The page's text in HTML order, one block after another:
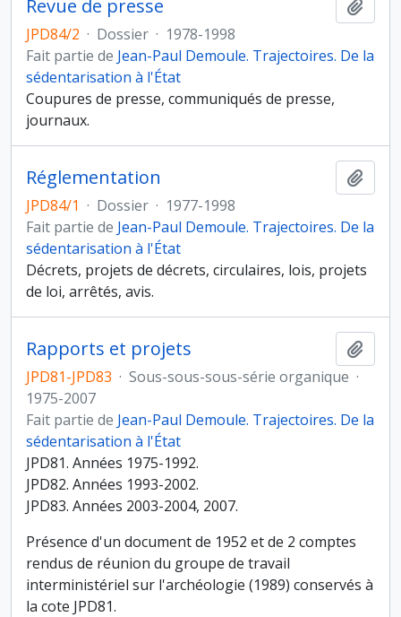
Revue de presse
JPD84/2 · Dossier · 1978-1998
Fait partie de Jean-Paul Demoule. Trajectoires. De la
sédentarisation à l'État
Coupures de presse, communiqués de presse,
journaux.
Réglementation
JPD84/1 · Dossier · 1977-1998
Fait partie de Jean-Paul Demoule. Trajectoires. De la
sédentarisation à l'État
Décrets, projets de décrets, circulaires, lois, projets
de loi, arrêtés, avis.
Rapports et projets
JPD81-JPD83 · Sous-sous-sous-série organique ·
1975-2007
Fait partie de Jean-Paul Demoule. Trajectoires. De la
sédentarisation à l'État
JPD81. Années 1975-1992.
JPD82. Années 1993-2002.
JPD83. Années 2003-2004, 2007.
Présence d'un document de 1952 et de 2 comptes
rendus de réunion du groupe de travail
interministériel sur l'archéologie (1989) conservés à
la cote JPD81.